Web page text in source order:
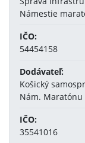
Námestie
IČO:
54454158
Dodávateľ:
Košický
Nám. Maratónu
IČO:
35541016